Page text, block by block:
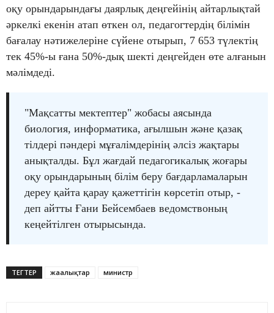
оқу орындарындағы даярлық деңгейінің айтарлықтай
әркелкі екенін атап өткен ол, педагогтердің білімін
бағалау нәтижелеріне сүйене отырып, 7 653 түлектің
тек 45%-ы ғана 50%-дық шекті деңгейден өте алғанын
мәлімдеді.
"Мақсатты мектептер" жобасы аясында
биология, информатика, ағылшын және қазақ
тілдері пәндері мұғалімдерінің әлсіз жақтары
анықталды. Бұл жағдай педагогикалық жоғары
оқу орындарының білім беру бағдарламаларын
дереу қайта қарау қажеттігін көрсетіп отыр, -
деп айтты Ғани Бейсембаев ведомствоның
кеңейтілген отырысында.
ТЕГТЕР жаңалықтар министр